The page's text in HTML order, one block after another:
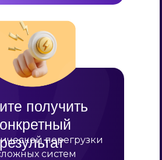
перегрузки
систем
получить
результат
по
опроса